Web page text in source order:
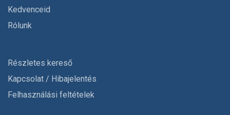
Kedvenceid
Rólunk
Részletes kereső
Kapcsolat / Hibajelentés
Felhasználási feltételek